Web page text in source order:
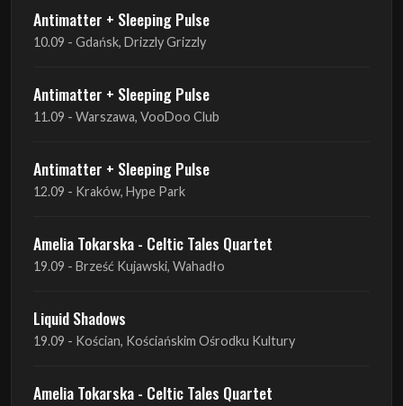
Antimatter + Sleeping Pulse
10.09 - Gdańsk, Drizzly Grizzly
Antimatter + Sleeping Pulse
11.09 - Warszawa, VooDoo Club
Antimatter + Sleeping Pulse
12.09 - Kraków, Hype Park
Amelia Tokarska - Celtic Tales Quartet
19.09 - Brześć Kujawski, Wahadło
Liquid Shadows
19.09 - Kościan, Kościańskim Ośrodku Kultury
Amelia Tokarska - Celtic Tales Quartet